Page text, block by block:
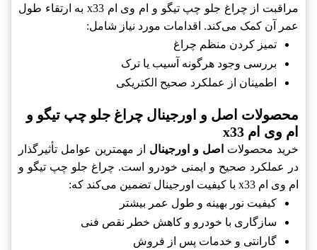
مراقبت از چراغ جلو چپ تیگو و ام وی ام x33 به ارتقاء طول
عمر آن کمک می‌کند. اقدامات مورد نیاز شامل:
تمیز کردن منظم چراغ
بررسی وجود هرگونه آسیب یا ترک
اطمینان از عملکرد صحیح الکتریکی
محصولات اصل و اورجینال چراغ جلو چپ تیگو و
ام وی ام x33
خرید محصولات اصل و اورجینال از مهمترین عوامل تأثیرگذار
در عملکرد صحیح و ایمنی خودرو است. چراغ جلو چپ تیگو و
ام وی ام x33 با کیفیت اورجینال تضمین می‌کند که:
کیفیت نور بهینه و طول عمر بیشتر
سازگاری با خودرو و کاهش خطر نقص فنی
گارانتی و خدمات پس از فروش